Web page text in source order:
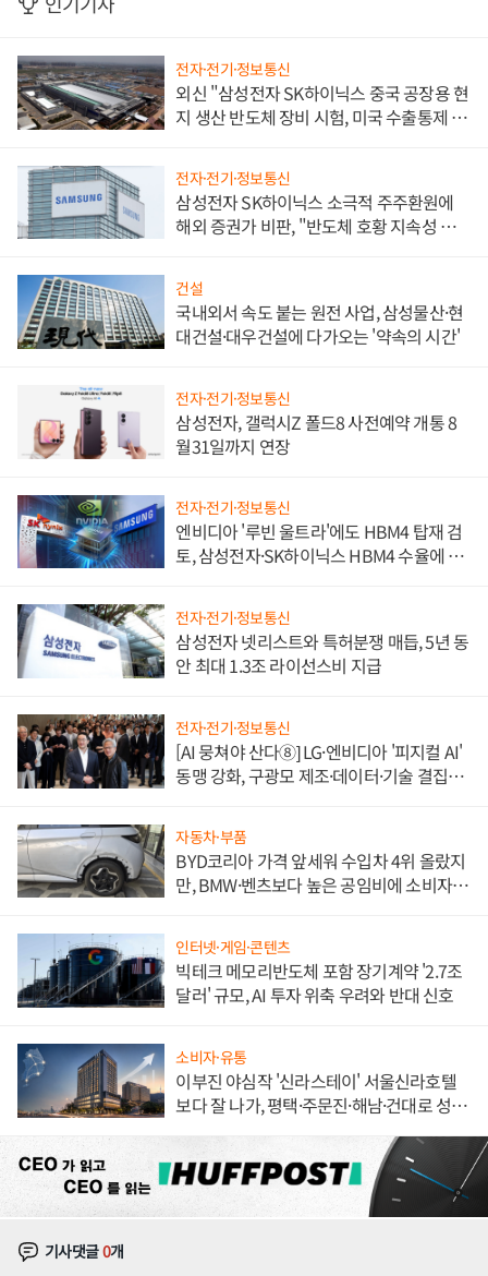
전자·전기·정보통신
외신 "삼성전자 SK하이닉스 중국 공장용 현
지 생산 반도체 장비 시험, 미국 수출통제 대
전자·전기·정보통신
삼성전자 SK하이닉스 소극적 주주환원에
해외 증권가 비판, "반도체 호황 지속성 의
건설
국내외서 속도 붙는 원전 사업, 삼성물산·현
대건설·대우건설에 다가오는 '약속의 시간'
전자·전기·정보통신
삼성전자, 갤럭시Z 폴드8 사전예약 개통 8
월31일까지 연장
전자·전기·정보통신
엔비디아 '루빈 울트라'에도 HBM4 탑재 검
토, 삼성전자·SK하이닉스 HBM4 수율에 주
전자·전기·정보통신
삼성전자 넷리스트와 특허분쟁 매듭, 5년 동
안 최대 1.3조 라이선스비 지급
전자·전기·정보통신
[AI 뭉쳐야 산다⑧] LG·엔비디아 '피지컬 AI'
동맹 강화, 구광모 제조·데이터·기술 결집
자동차·부품
BYD코리아 가격 앞세워 수입차 4위 올랐지
만, BMW·벤츠보다 높은 공임비에 소비자
인터넷·게임·콘텐츠
빅테크 메모리반도체 포함 장기계약 '2.7조
달러' 규모, AI 투자 위축 우려와 반대 신호
소비자·유통
이부진 야심작 '신라스테이' 서울신라호텔
보다 잘 나가, 평택·주문진·해남·건대로 성
기사댓글0개